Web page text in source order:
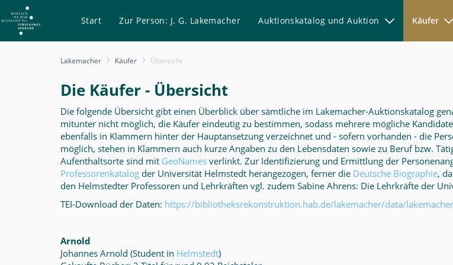
Start Zur Person: J. G. Lakemacher Auktionskatalog und Auktion Käufer
Übersicht
-
Lakemacher
Lakemacher Käufer Übersicht
Die Käufer - Übersicht
Die folgende Übersicht gibt einen Überblick über sämtliche im Lakemacher-Auktionskatalog
mitunter nicht möglich, die Käufer eindeutig zu bestimmen, sodass mehrere mögliche
ebenfalls in Klammern hinter der Hauptansetzung verzeichnet und - sofern vorhanden - die
möglich, stehen in Klammern auch kurze Angaben zu den Lebensdaten sowie zu Beruf bzw.
Aufenthaltsorte sind mit GeoNames verlinkt. Zur Identifizierung und Ermittlung der
Professorenkatalog der Universität Helmstedt herangezogen, ferner die Deutsche Biographie,
den Helmstedter Professoren und Lehrkräften vgl. zudem Sabine Ahrens: Die Lehrkräfte der
TEI-Download der Daten: https://bibliotheksrekonstruktion.hab.de/lakemacher/data/
Arnold
Johannes Arnold (Student in Helmstedt)